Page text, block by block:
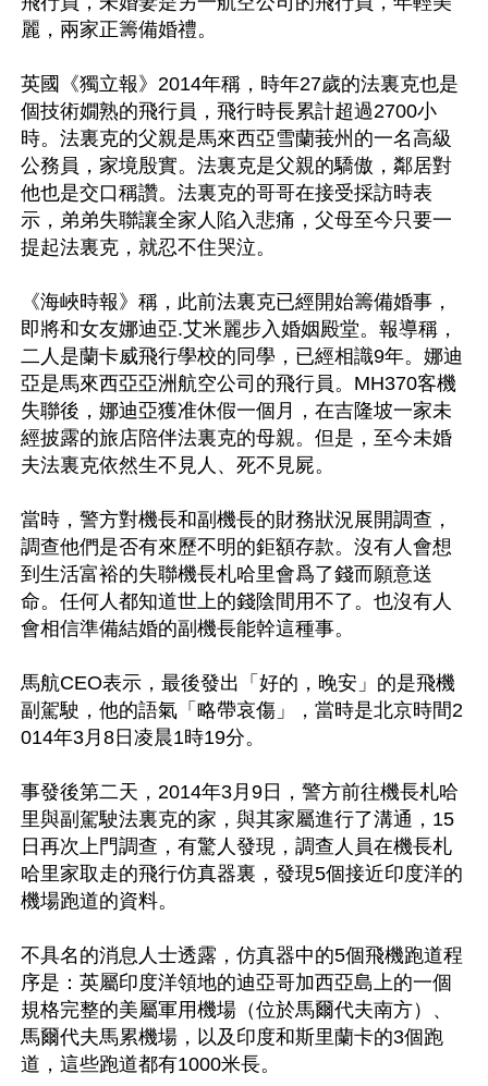
麗，兩家正籌備婚禮。
英國《獨立報》2014年稱，時年27歲的法裏克也是
個技術嫺熟的飛行員，飛行時長累計超過2700小
時。法裏克的父親是馬來西亞雪蘭莪州的一名高級
公務員，家境殷實。法裏克是父親的驕傲，鄰居對
他也是交口稱讚。法裏克的哥哥在接受採訪時表
示，弟弟失聯讓全家人陷入悲痛，父母至今只要一
提起法裏克，就忍不住哭泣。
《海峽時報》稱，此前法裏克已經開始籌備婚事，
即將和女友娜迪亞.艾米麗步入婚姻殿堂。報導稱，
二人是蘭卡威飛行學校的同學，已經相識9年。娜迪
亞是馬來西亞亞洲航空公司的飛行員。MH370客機
失聯後，娜迪亞獲准休假一個月，在吉隆坡一家未
經披露的旅店陪伴法裏克的母親。但是，至今未婚
夫法裏克依然生不見人、死不見屍。
當時，警方對機長和副機長的財務狀況展開調查，
調查他們是否有來歷不明的鉅額存款。沒有人會想
到生活富裕的失聯機長札哈里會爲了錢而願意送
命。任何人都知道世上的錢陰間用不了。也沒有人
會相信準備結婚的副機長能幹這種事。
馬航CEO表示，最後發出「好的，晚安」的是飛機
副駕駛，他的語氣「略帶哀傷」，當時是北京時間2
014年3月8日凌晨1時19分。
事發後第二天，2014年3月9日，警方前往機長札哈
里與副駕駛法裏克的家，與其家屬進行了溝通，15
日再次上門調查，有驚人發現，調查人員在機長札
哈里家取走的飛行仿真器裏，發現5個接近印度洋的
機場跑道的資料。
不具名的消息人士透露，仿真器中的5個飛機跑道程
序是：英屬印度洋領地的迪亞哥加西亞島上的一個
規格完整的美屬軍用機場（位於馬爾代夫南方）、
馬爾代夫馬累機場，以及印度和斯里蘭卡的3個跑
道，這些跑道都有1000米長。